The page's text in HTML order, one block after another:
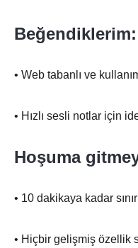
Beğendiklerim:
• Web tabanlı ve
• Hızlı sesli notlar için
Hoşuma
• 10 dakikaya kadar
• Hiçbir gelişmiş özellik